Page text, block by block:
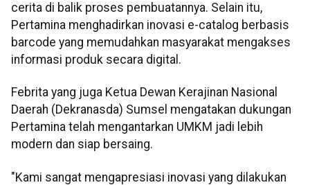
cerita di balik proses pembuatannya. Selain itu,
Pertamina menghadirkan inovasi e-catalog berbasis
barcode yang memudahkan masyarakat mengakses
informasi produk secara digital.
Febrita yang juga Ketua Dewan Kerajinan Nasional
Daerah (Dekranasda) Sumsel mengatakan dukungan
Pertamina telah mengantarkan UMKM jadi lebih
modern dan siap bersaing.
"Kami sangat mengapresiasi inovasi yang dilakukan